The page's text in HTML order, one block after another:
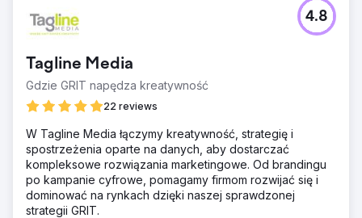
Tagline Media
Gdzie GRIT napędza kreatywność
22 reviews
4.8
W Tagline Media łączymy kreatywność, strategię i
spostrzeżenia oparte na danych, aby dostarczać
kompleksowe rozwiązania marketingowe. Od brandingu
po kampanie cyfrowe, pomagamy firmom rozwijać się i
dominować na rynkach dzięki naszej sprawdzonej
strategii GRIT.